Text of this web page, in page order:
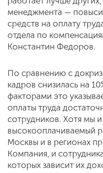
менеджмента —
средств на оплату
отдела по
Константин Федоров.
По сравнению с
кадров снизилась на
факторами это
оплаты труда
сотрудников. Хотя мы
высокооплачиваемый
Москвы и в регионах
Компания, и
которых зависит их